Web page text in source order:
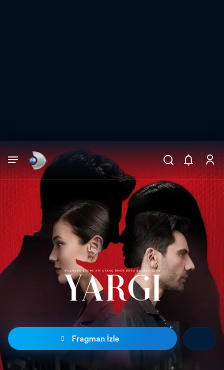
DİĞER SONUÇLAR
Fragman İzle